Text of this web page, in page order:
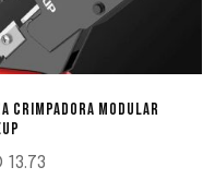
CRIMPADORA MODULAR
13.73